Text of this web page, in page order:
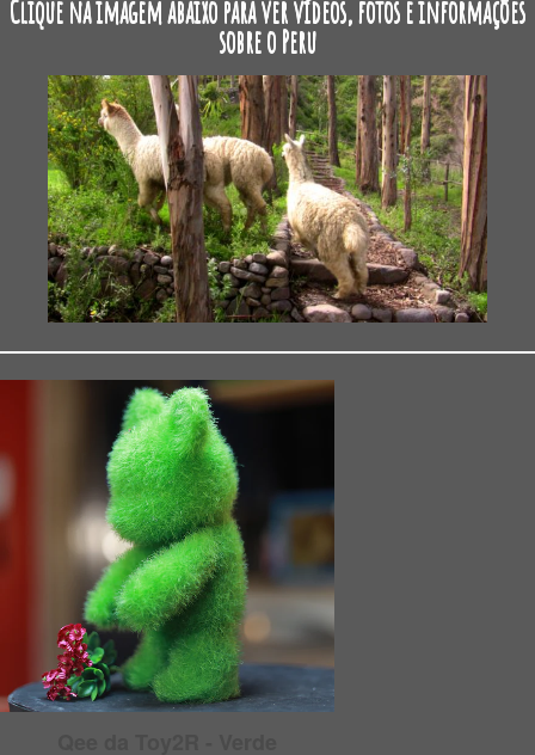
Clique na imagem abaixo para ver vídeos, fotos e informações
sobre o Peru